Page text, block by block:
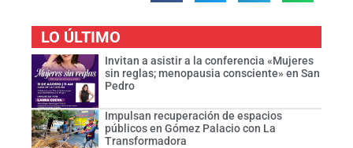
LO ÚLTIMO
Invitan a asistir a la conferencia «Mujeres
sin reglas; menopausia consciente» en San
Pedro
Impulsan recuperación de espacios
públicos en Gómez Palacio con La
Transformadora